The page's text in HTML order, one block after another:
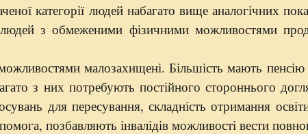
категорії людей набагато вище аналогічних
людей з обмеженими фізичними можливостями
малозахищені. Більшість мають
з них потребують постійного стороннього
для пересування, складність отримання
позбавляють інвалідів можливості вести